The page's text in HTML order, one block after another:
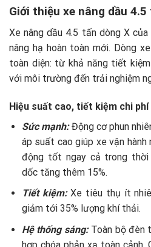
Giới thiệu xe nâng dầu
Xe nâng dầu 4.5 tấn dòng X
nâng hạ hoàn toàn mới. Dòng
toàn diện: từ khả năng tiết
với môi trường đến trải nghiệm
Hiệu suất cao, tiết kiệm chi phí
Sức mạnh: Động cơ phun
áp suất cao giúp xe vận hành
động tốt ngay cả trong
dốc tăng thêm 15%.
Tiết kiệm: Xe tiêu thụ ít
giảm tới 35% lượng khí thải.
Hệ thống sáng: Toàn bộ đèn
hợp chóa phản xạ toàn